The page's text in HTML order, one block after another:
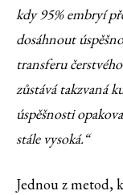
kdy 95% embryí
dosáhnout
transferu
zůstává takzvaná
úspěšnosti
stále vysoká.“
Jednou z metod,